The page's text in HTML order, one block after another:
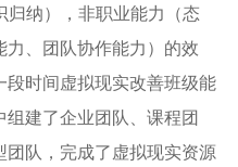
归纳），非职业能力（态
力、团队协作能力）的效
时间虚拟现实改善班级能
建了企业团队、课程团
团队，完成了虚拟现实资源